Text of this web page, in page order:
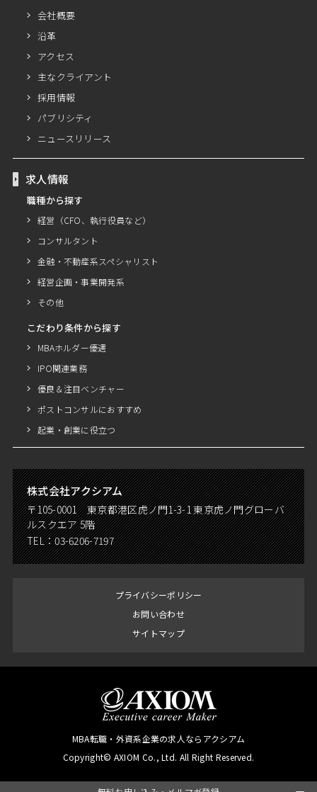
会社概要
沿革
アクセス
主なクライアント
採用情報
パブリシティ
ニュースリリース
求人情報
職種から探す
経営（CFO、執行役員など）
コンサルタント
金融・不動産系スペシャリスト
経営企画・事業開発系
その他
こだわり条件から探す
MBAホルダー優遇
IPO関連業務
優良＆注目ベンチャー
ポストコンサルにおすすめ
起業・創業に役立つ
株式会社アクシアム
〒105-0001 東京都港区虎ノ門1-3-1 東京虎ノ門グローバ
ルスクエア 5階
TEL：03-6206-7197
プライバシーポリシー
お問い合わせ
サイトマップ
MBA転職・外資系企業の求人ならアクシアム
Copyright© AXIOM Co., Ltd. All Right Reserved.